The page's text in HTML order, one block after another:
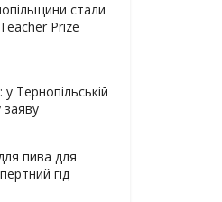
стали
Prize
Тернопільській
пива для
гід